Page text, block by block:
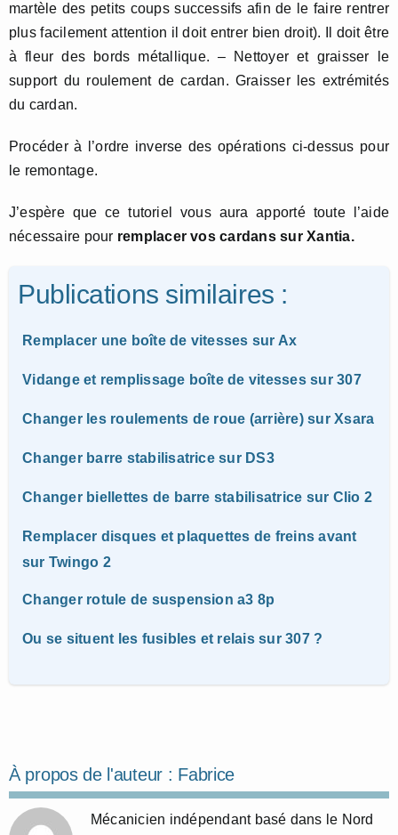
martèle des petits coups successifs afin de le faire rentrer
plus facilement attention il doit entrer bien droit). Il doit être
à fleur des bords métallique. – Nettoyer et graisser le
support du roulement de cardan. Graisser les extrémités
du cardan.
Procéder à l’ordre inverse des opérations ci-dessus pour
le remontage.
J’espère que ce tutoriel vous aura apporté toute l’aide
nécessaire pour remplacer vos cardans sur Xantia.
Publications similaires :
Remplacer une boîte de vitesses sur Ax
Vidange et remplissage boîte de vitesses sur 307
Changer les roulements de roue (arrière) sur Xsara
Changer barre stabilisatrice sur DS3
Changer biellettes de barre stabilisatrice sur Clio 2
Remplacer disques et plaquettes de freins avant
sur Twingo 2
Changer rotule de suspension a3 8p
Ou se situent les fusibles et relais sur 307 ?
À propos de l'auteur : Fabrice
Mécanicien indépendant basé dans le Nord